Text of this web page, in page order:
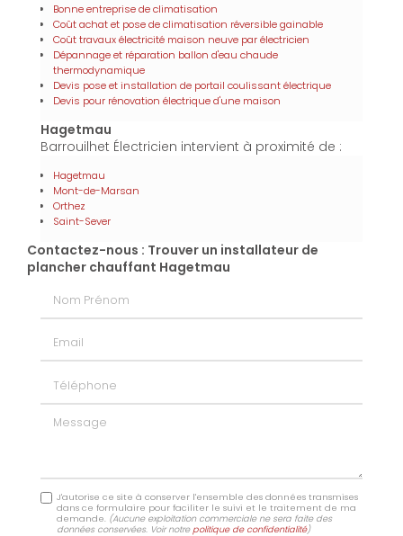
Bonne entreprise de climatisation
Coût achat et pose de climatisation réversible gainable
Coût travaux électricité maison neuve par électricien
Dépannage et réparation ballon d'eau chaude
thermodynamique
Devis pose et installation de portail coulissant électrique
Devis pour rénovation électrique d'une maison
Hagetmau
Barrouilhet Électricien intervient à proximité de :
Hagetmau
Mont-de-Marsan
Orthez
Saint-Sever
Contactez-nous : Trouver un installateur de
plancher chauffant Hagetmau
Message
J'autorise ce site à conserver l'ensemble des données transmises
dans ce formulaire pour faciliter le suivi et le traitement de ma
demande. (Aucune exploitation commerciale ne sera faite des
données conservées. Voir notrepolitique de confidentialité)